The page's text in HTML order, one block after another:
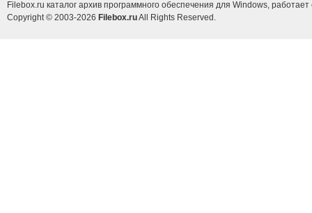
Filebox.ru каталог архив программного обеспечения для Windows, работает
Copyright © 2003-2026 Filebox.ruAll Rights Reserved.